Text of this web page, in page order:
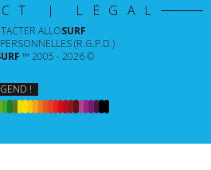
| LÉGAL
ALLOSURF
(R.G.P.D.)
™ 2005 - 2026 ©
!